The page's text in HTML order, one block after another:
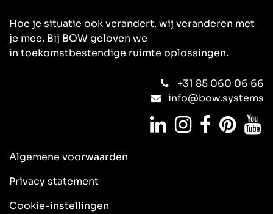
Hoe je situatie ook verandert, wij veranderen met
je mee. Bij BOW geloven we
in toekomstbestendige ruimte oplossingen.
+31 85 060 06 66
info@bow.systems
Algemene voorwaarden
Privacy statement
Cookie-instellingen